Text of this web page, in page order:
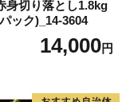
身切り落とし1.8kg
ック)_14-3604
14,000円